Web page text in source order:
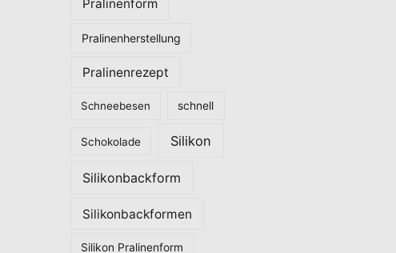
Pralinenform
Pralinenherstellung
Pralinenrezept
Schneebesen schnell
Schokolade Silikon
Silikonbackform
Silikonbackformen
Silikon Pralinenform